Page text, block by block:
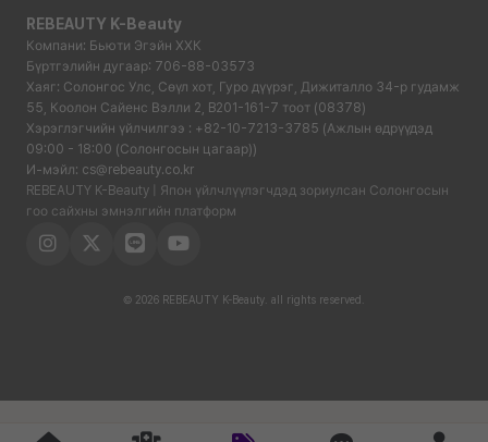
REBEAUTY K-Beauty
Компани: Бьюти Эгэйн ХХК
Бүртгэлийн дугаар: 706-88-03573
Хаяг: Солонгос Улс, Сөүл хот, Гуро дүүрэг, Дижиталло 34-р гудамж
55, Коолон Сайенс Вэлли 2, B201-161-7 тоот (08378)
Хэрэглэгчийн үйлчилгээ : +82-10-7213-3785 (Ажлын өдрүүдэд
09:00 - 18:00 (Солонгосын цагаар))
И-мэйл: cs@rebeauty.co.kr
REBEAUTY K-Beauty | Япон үйлчлүүлэгчдэд зориулсан Солонгосын
гоо сайхны эмнэлгийн платформ
© 2026 REBEAUTY K-Beauty. all rights reserved.